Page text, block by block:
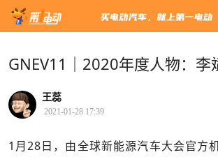
GNEV11｜2020年度人物：李
王蕊
2021-01-28 17:39
1月28日，由全球新能源汽车大会官方